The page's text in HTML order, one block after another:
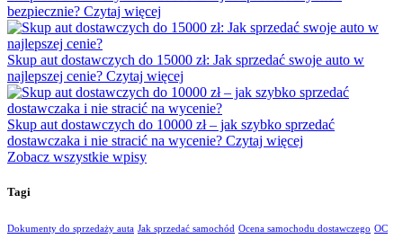
bezpiecznie? Czytaj więcej
Skup aut dostawczych do 15000 zł: Jak sprzedać swoje auto w
najlepszej cenie? Czytaj więcej
Skup aut dostawczych do 10000 zł – jak szybko sprzedać
dostawczaka i nie stracić na wycenie? Czytaj więcej
Zobacz wszystkie wpisy
Tagi
Dokumenty do sprzedaży auta Jak sprzedać samochód Ocena samochodu dostawczego OC